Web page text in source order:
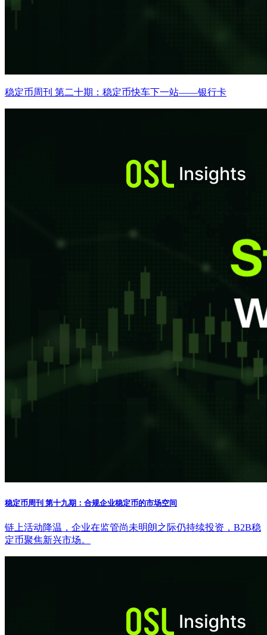
稳定币周刊 第二十期：稳定币快车下一站——银行卡
稳定币周刊 第十九期：合规企业稳定币的市场空间
链上活动降温，企业在监管尚未明朗之际仍持续投资，B2B稳
定币聚焦新兴市场。